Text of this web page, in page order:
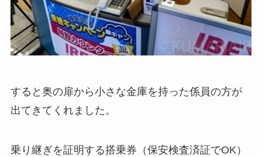
すると奥の扉から小さな金庫を持った係員の方が
出てきてくれました。
乗り継ぎを証明する搭乗券（保安検査済証でOK）